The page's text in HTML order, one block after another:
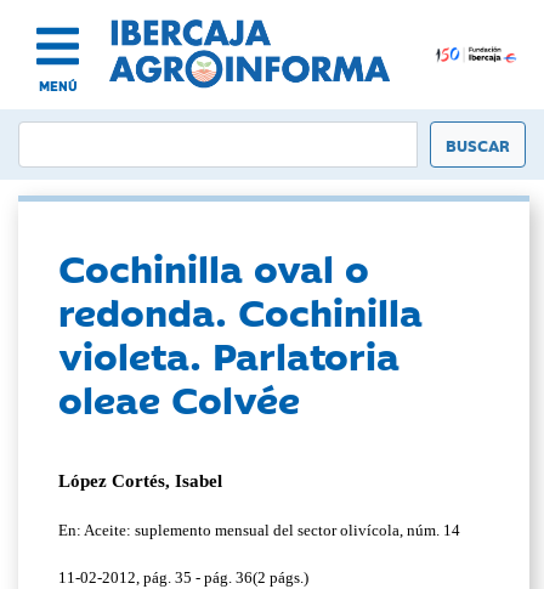
MENÚ
Cochinilla oval o
redonda. Cochinilla
violeta. Parlatoria
oleae Colvée
López Cortés, Isabel
En: Aceite: suplemento mensual del sector olivícola, núm. 14
11-02-2012, pág. 35 - pág. 36(2 págs.)